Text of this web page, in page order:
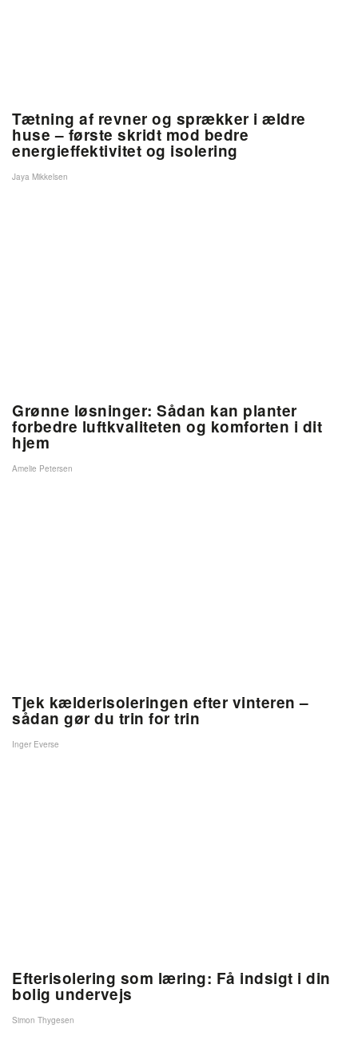
Tætning af revner og sprækker i ældre
huse – første skridt mod bedre
energieffektivitet og isolering
Jaya Mikkelsen
Grønne løsninger: Sådan kan planter
forbedre luftkvaliteten og komforten i dit
hjem
Amelie Petersen
Tjek kælderisoleringen efter vinteren –
sådan gør du trin for trin
Inger Everse
Efterisolering som læring: Få indsigt i din
bolig undervejs
Simon Thygesen